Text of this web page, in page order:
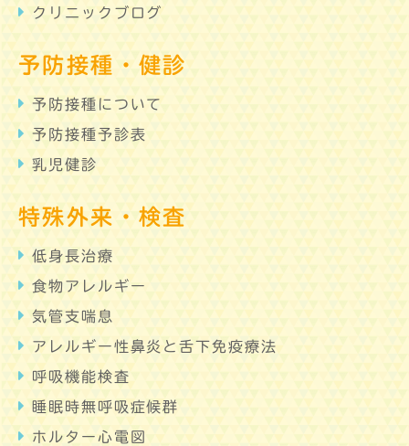
クリニックブログ
予防接種・健診
予防接種について
予防接種予診表
乳児健診
特殊外来・検査
低身長治療
食物アレルギー
気管支喘息
アレルギー性鼻炎と舌下免疫療法
呼吸機能検査
睡眠時無呼吸症候群
ホルター心電図